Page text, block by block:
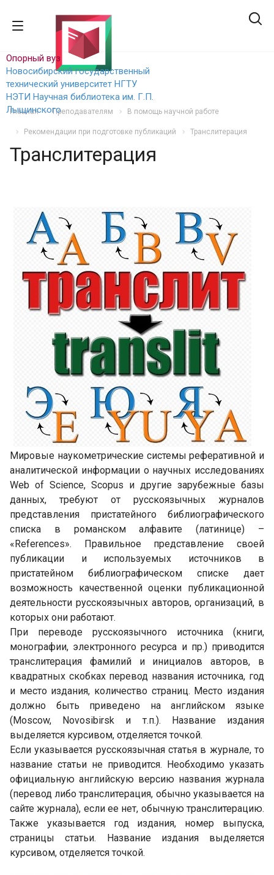
Опорный вуз
Новосибирский государственный
технический университет НГТУ
НЭТИ Научная библиотека им. Г.П.
Лыщинского
Главная Преподавателям В помощь научной работе
Рекомендации при подготовке публикаций Транслитерация
Транслитерация
Мировые наукометрические системы реферативной и
аналитической информации о научных исследованиях
Web of Science, Scopus и другие зарубежные базы
данных, требуют от русскоязычных журналов
представления пристатейного библиографического
списка в романском алфавите (латинице) –
«References». Правильное представление своей
публикации и используемых источников в
пристатейном библиографическом списке дает
возможность качественной оценки публикационной
деятельности русскоязычных авторов, организаций, в
которых они работают.
При переводе русскоязычного источника (книги,
монографии, электронного ресурса и пр.) приводится
транслитерация фамилий и инициалов авторов, в
квадратных скобках перевод названия источника, год
и место издания, количество страниц. Место издания
должно быть приведено на английском языке
(Moscow, Novosibirsk и т.п.). Название издания
выделяется курсивом, отделяется точкой.
Если указывается русскоязычная статья в журнале, то
название статьи не приводится. Необходимо указать
официальную английскую версию названия журнала
(перевод либо транслитерация, обычно указывается на
сайте журнала), если ее нет, обычную транслитерацию.
Также указывается год издания, номер выпуска,
страницы статьи. Название издания выделяется
курсивом, отделяется точкой.